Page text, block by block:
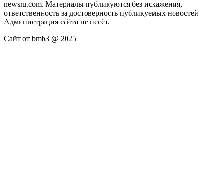
newsru.com. Материалы публикуются без искажения,
ответственность за достоверность публикуемых новостей
Администрация сайта не несёт.
Сайт от bmb3 @ 2025